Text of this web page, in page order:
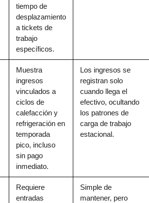
tiempo de
desplazamiento
a tickets de
trabajo
específicos.
Muestra
ingresos
vinculados a
ciclos de
calefacción y
refrigeración en
temporada
pico, incluso
sin pago
inmediato.
Los ingresos se
registran solo
cuando llega el
efectivo, ocultando
los patrones de
carga de trabajo
estacional.
Requiere
entradas
Simple de
mantener, pero